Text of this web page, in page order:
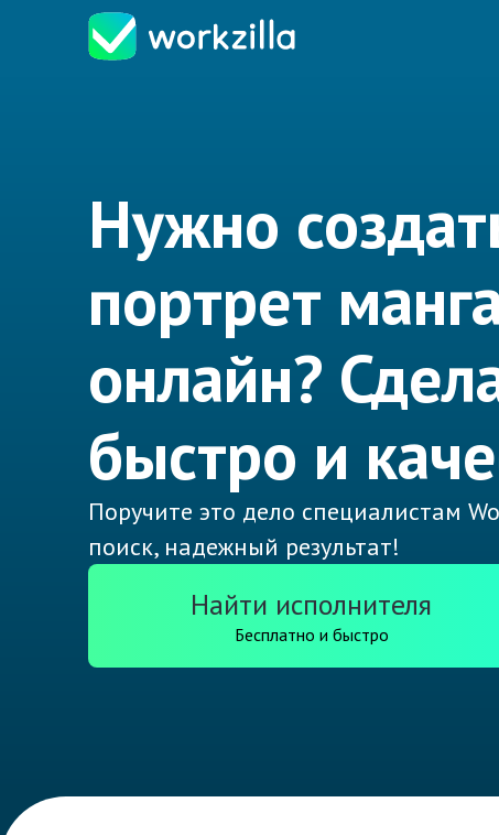
Нужно
портрет
онлайн?
быстро и
Поручите это дело специалистам
поиск, надежный результат!
Найти исполнителя
Бесплатно и быстро